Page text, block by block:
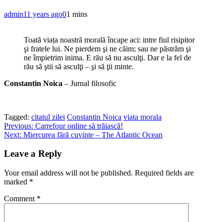
admin11 years ago01 mins
Toată viața noastră morală încape aci: intre fiul risipitor
şi fratele lui. Ne pierdem şi ne căim; sau ne păstrăm şi
ne împietrim inima. E rău să nu asculţi. Dar e la fel de
rău să ştii să asculţi – şi să ţii minte.
Constantin Noica – Jurnal filosofic
Tagged: citatul zilei Constantin Noica viata morala
Post
navigation
Previous: Carrefour online să trăiască!
Next: Miercurea fără cuvinte – The Atlantic Ocean
Leave a Reply
Your email address will not be published. Required fields are
marked *
Comment *